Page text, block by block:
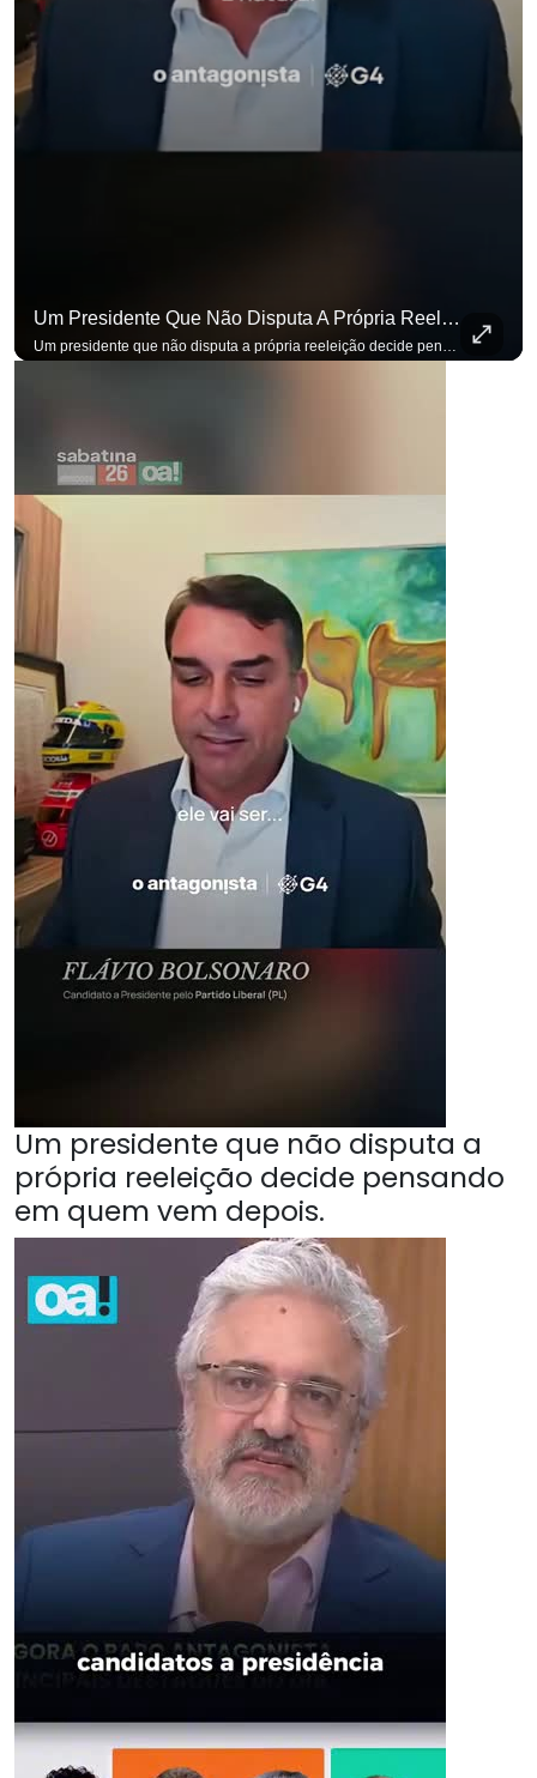
Um Presidente Que Não Disputa A Própria Reeleição Decide Pensando Em Quem Vem Depois.
Um presidente que não disputa a própria reeleição decide pensando em quem vem depois. Foi assim que Flávio Bolsonaro defendeu a PEC do fim da reeleição, primeira das medidas que citou para o ambiente de negócios. Se você busca informação com credibilidade, inscreva-se agora e ative o
para não perder nenhuma
Um presidente que não disputa a
própria reeleição decide pensando
em quem vem depois.